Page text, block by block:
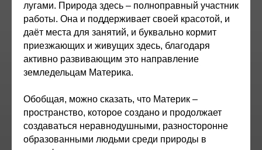
лугами. Природа здесь – полноправный участник
работы. Она и поддерживает своей красотой, и
даёт места для занятий, и буквально кормит
приезжающих и живущих здесь, благодаря
активно развивающим это направление
земледельцам Материка.
Обобщая, можно сказать, что Материк –
пространство, которое создано и продолжает
создаваться неравнодушными, разносторонне
образованными людьми среди природы в